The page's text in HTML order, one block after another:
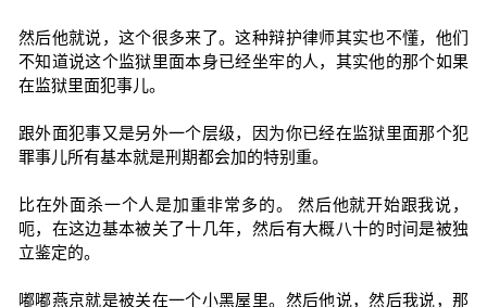
然后他就说，这个很多来了。这种辩护律师其实也不懂，他们
不知道说这个监狱里面本身已经坐牢的人，其实他的那个如果
在监狱里面犯事儿。
跟外面犯事又是另外一个层级，因为你已经在监狱里面那个犯
罪事儿所有基本就是刑期都会加的特别重。
比在外面杀一个人是加重非常多的。 然后他就开始跟我说，
呃，在这边基本被关了十几年，然后有大概八十的时间是被独
立鉴定的。
嘟嘟燕京就是被关在一个小黑屋里。然后他说，然后我说，那